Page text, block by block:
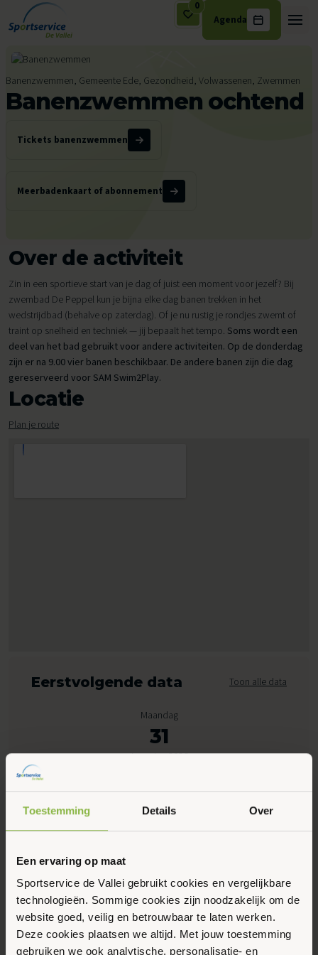
Toestemming Details Over
Een ervaring op maat
Sportservice de Vallei gebruikt cookies en vergelijkbare
technologieën. Sommige cookies zijn noodzakelijk om de
website goed, veilig en betrouwbaar te laten werken.
Deze cookies plaatsen we altijd. Met jouw toestemming
gebruiken we ook analytische, personalisatie- en
Ga naar de inhoud
0
Agenda
Banenzwemmen, Gemeente Ede, Gezondheid, Volwassenen, Zwemmen
Banenzwemmen ochtend
Tickets banenzwemmen
Meerbadenkaart of abonnement
Over de activiteit
Zin in een sportieve start van je dag of juist een moment voor jezelf? Bij
zwembad De Peppel kun je bijna elke dag banen trekken in het
wedstrijdbad (behalve op zaterdag). Of je nu rustig je rondjes zwemt of
traint op snelheid en techniek — jij bepaalt het tempo. Soms wordt een
deel van het bad gebruikt voor andere activiteiten. Op de donderdag
zijn er na 9.00 vier banen beschikbaar. De andere banen zijn die dag
gereserveerd voor SAM Swim2Play.
Locatie
Plan je route
Eerstvolgende data Toon alle data
Maandag
31
Augustus 2026
07:00 - 13:00
Peppelensteeg 17, Ede
Maak favoriet
Gerelateerde activiteiten